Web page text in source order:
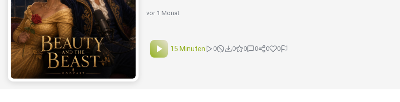
vor 1 Monat
15 Minuten 0 0 0 0 0 0